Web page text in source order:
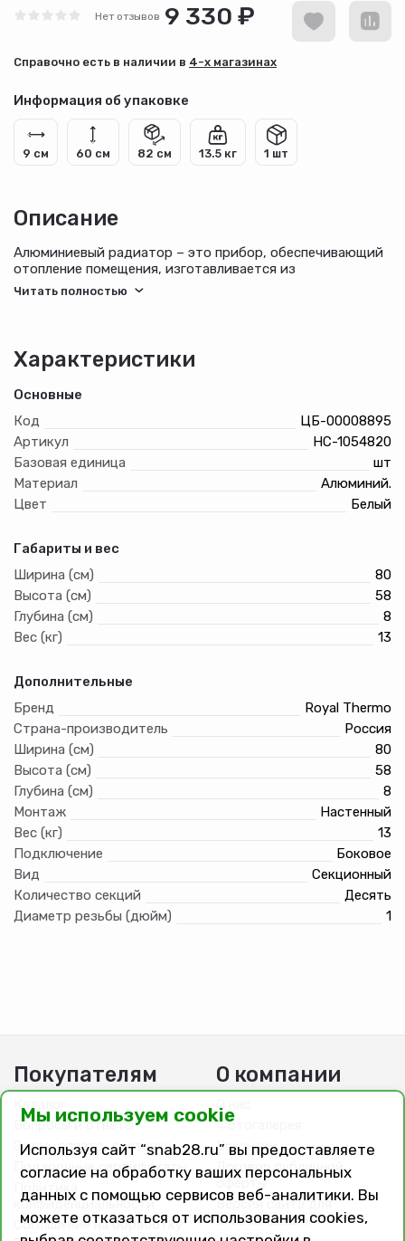
Нет отзывов 9 330 ₽
Cправочно есть в наличии в 4-х магазинах
Информация об упаковке
9 см 60 см 82 см 13.5 кг 1 шт
Описание
Алюминиевый радиатор – это прибор, обеспечивающий
отопление помещения, изготавливается из
алюминия.Алюминиевые радиаторы обладают высокой
работе в отечественных системах отопления.
Характеристики
Основные
Код
ЦБ-00008895
Артикул
НС-1054820
Базовая единица
шт
Материал
Алюминий.
Цвет
Белый
Габариты и вес
Ширина (см)
80
Высота (см)
58
Глубина (см)
8
Вес (кг)
13
Дополнительные
Бренд
Royal Thermo
Страна-производитель
Россия
Ширина (см)
80
Высота (см)
58
Глубина (см)
8
Монтаж
Настенный
Вес (кг)
13
Подключение
Боковое
Вид
Секционный
Количество секций
Десять
Диаметр резьбы (дюйм)
1
Покупателям
Каталог
Вопросы и ответы
Заказ, оплата, доставка
Подарочные сертификаты
конфиденциальности
Соглашение на обработку
О компании
О нас
Фотогалерея
Вакансии
Договор публичной
оферты
Версия сайта для
слабовидящих
Мы используем cookie
Используя сайт “snab28.ru” вы предоставляете
согласие на обработку ваших персональных
данных с помощью сервисов веб-аналитики. Вы
можете отказаться от использования cookies,